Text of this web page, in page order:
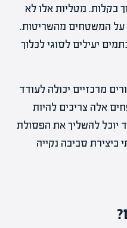
בקלות. מטליות אלו לא
על המשטחים מהשריטות.
יעילים לסוגי לכלוך
מרכזיים יכולה לעודד
אלה צריכים להיות
יוכל להשליך את הפסולת
סביבה נקייה